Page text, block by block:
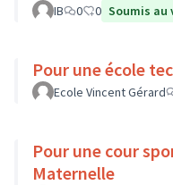
IB 0 0 Soumis au
Pour une école
Ecole Vincent Gérard
Pour une cour
Maternelle